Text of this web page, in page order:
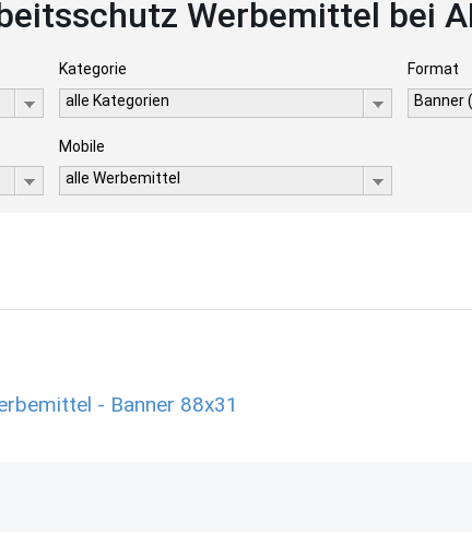
Werbemittel bei
Kategorie
alle Kategorien
Format
Banner
Mobile
alle Werbemittel
- Banner 88x31